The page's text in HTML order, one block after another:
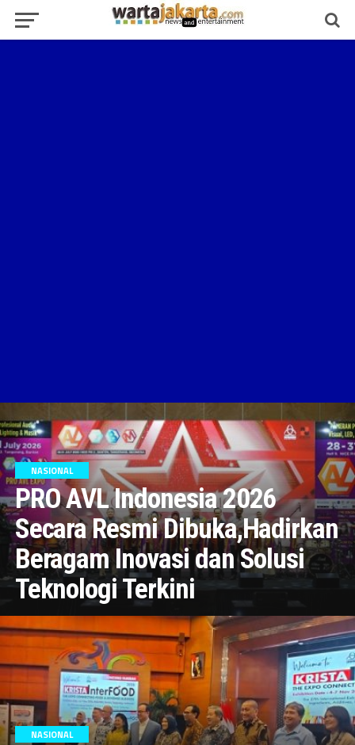
NASIONAL
PRO AVL Indonesia 2026
Secara Resmi Dibuka,Hadirkan
Beragam Inovasi dan Solusi
Teknologi Terkini
NASIONAL